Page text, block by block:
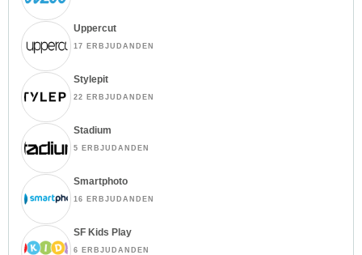
Uppercut
17 ERBJUDANDEN
Stylepit
22 ERBJUDANDEN
Stadium
5 ERBJUDANDEN
Smartphoto
16 ERBJUDANDEN
SF Kids Play
6 ERBJUDANDEN